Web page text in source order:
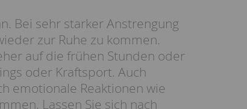
Bei sehr starker Anstrengung
zur Ruhe zu kommen.
auf die frühen Stunden oder
oder Kraftsport. Auch
emotionale Reaktionen wie
Lassen Sie sich nach